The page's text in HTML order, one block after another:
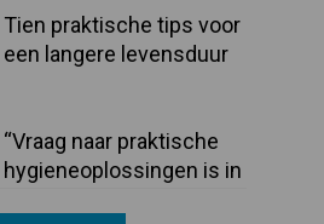
Tien praktische tips voor
een langere levensduur
“Vraag naar praktische
hygieneoplossingen is in